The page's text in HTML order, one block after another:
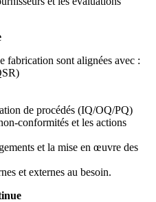
fabrication sont alignées avec :
de procédés (IQ/OQ/PQ)
conformités et les actions
et la mise en œuvre des
et externes au besoin.